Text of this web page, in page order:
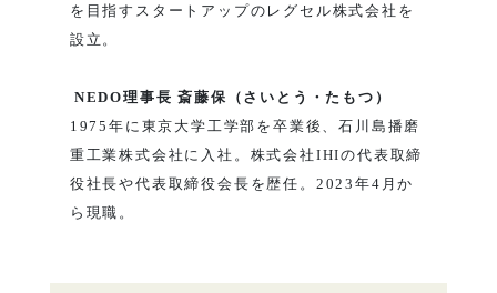
を目指すスタートアップのレグセル株式会社を
設立。
NEDO理事長 斎藤保（さいとう・たもつ）
1975年に東京大学工学部を卒業後、石川島播磨
重工業株式会社に入社。株式会社IHIの代表取締
役社長や代表取締役会長を歴任。2023年4月か
ら現職。